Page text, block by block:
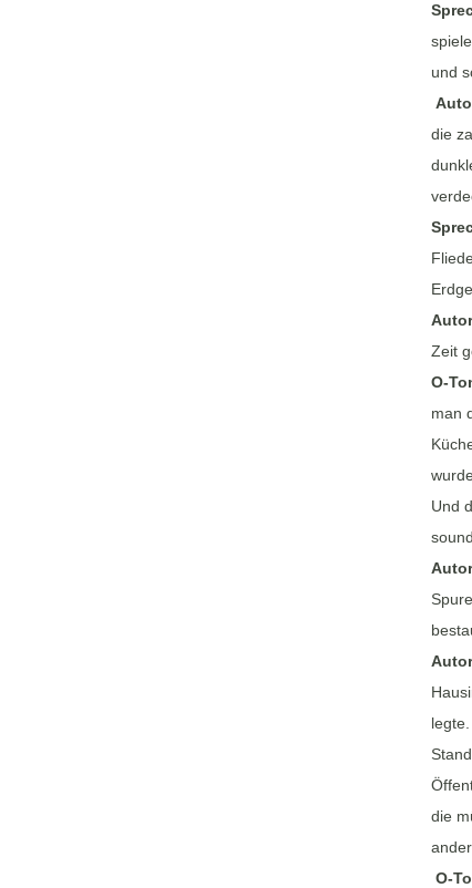
und
die
Zeit
O-
man
Und
die
O-